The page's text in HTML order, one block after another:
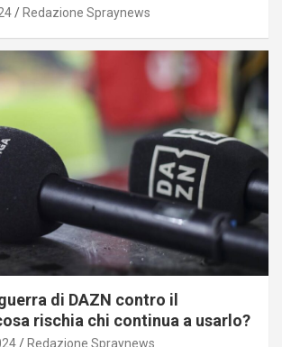
Redazione Spraynews
di DAZN contro il
rischia chi continua a usarlo?
Redazione Spraynews